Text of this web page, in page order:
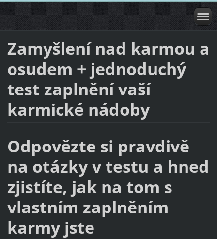
Zamyšlení nad karmou a
osudem + jednoduchý
test zaplnění vaší
karmické nádoby
Odpovězte si pravdivě
na otázky v testu a hned
zjistíte, jak na tom s
vlastním zaplněním
karmy jste